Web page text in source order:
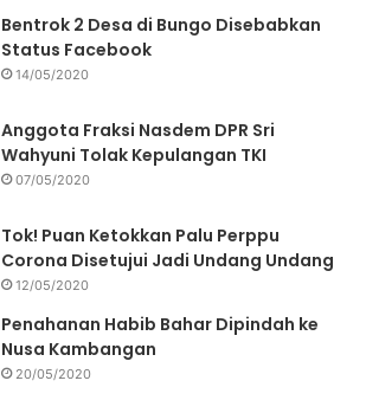
Bentrok 2 Desa di Bungo Disebabkan
Status Facebook
14/05/2020
Anggota Fraksi Nasdem DPR Sri
Wahyuni Tolak Kepulangan TKI
07/05/2020
Tok! Puan Ketokkan Palu Perppu
Corona Disetujui Jadi Undang Undang
12/05/2020
Penahanan Habib Bahar Dipindah ke
Nusa Kambangan
20/05/2020